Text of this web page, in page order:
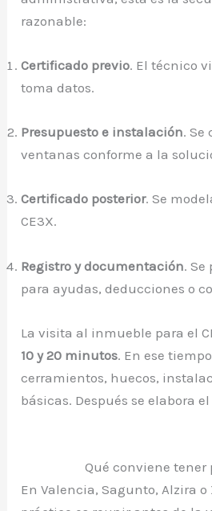
razonable:
Certificado previo. El técnico
toma datos.
Presupuesto e instalación. Se
ventanas conforme a la
Certificado posterior. Se
CE3X.
Registro y documentación. Se
para ayudas, deducciones o
La visita al inmueble para el
10 y 20 minutos. En ese
cerramientos, huecos,
básicas. Después se elabora
Qué conviene tener
En Valencia, Sagunto, Alzira